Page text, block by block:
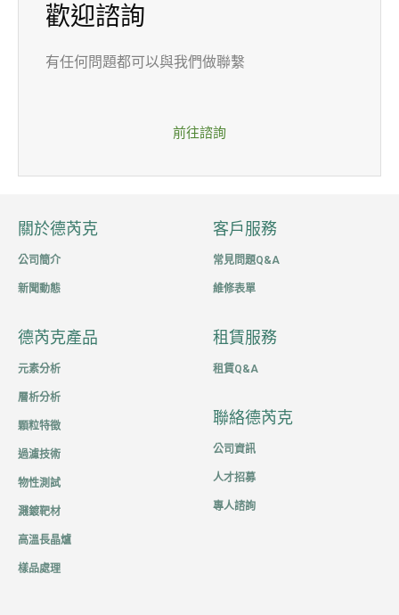
歡迎諮詢
有任何問題都可以與我們做聯繫
前往諮詢
關於德芮克
公司簡介
新聞動態
客戶服務
常見問題Q&A
維修表單
德芮克產品
元素分析
層析分析
顆粒特徵
過濾技術
物性測試
濺鍍靶材
高溫長晶爐
樣品處理
租賃服務
租賃Q&A
聯絡德芮克
公司資訊
人才招募
專人諮詢